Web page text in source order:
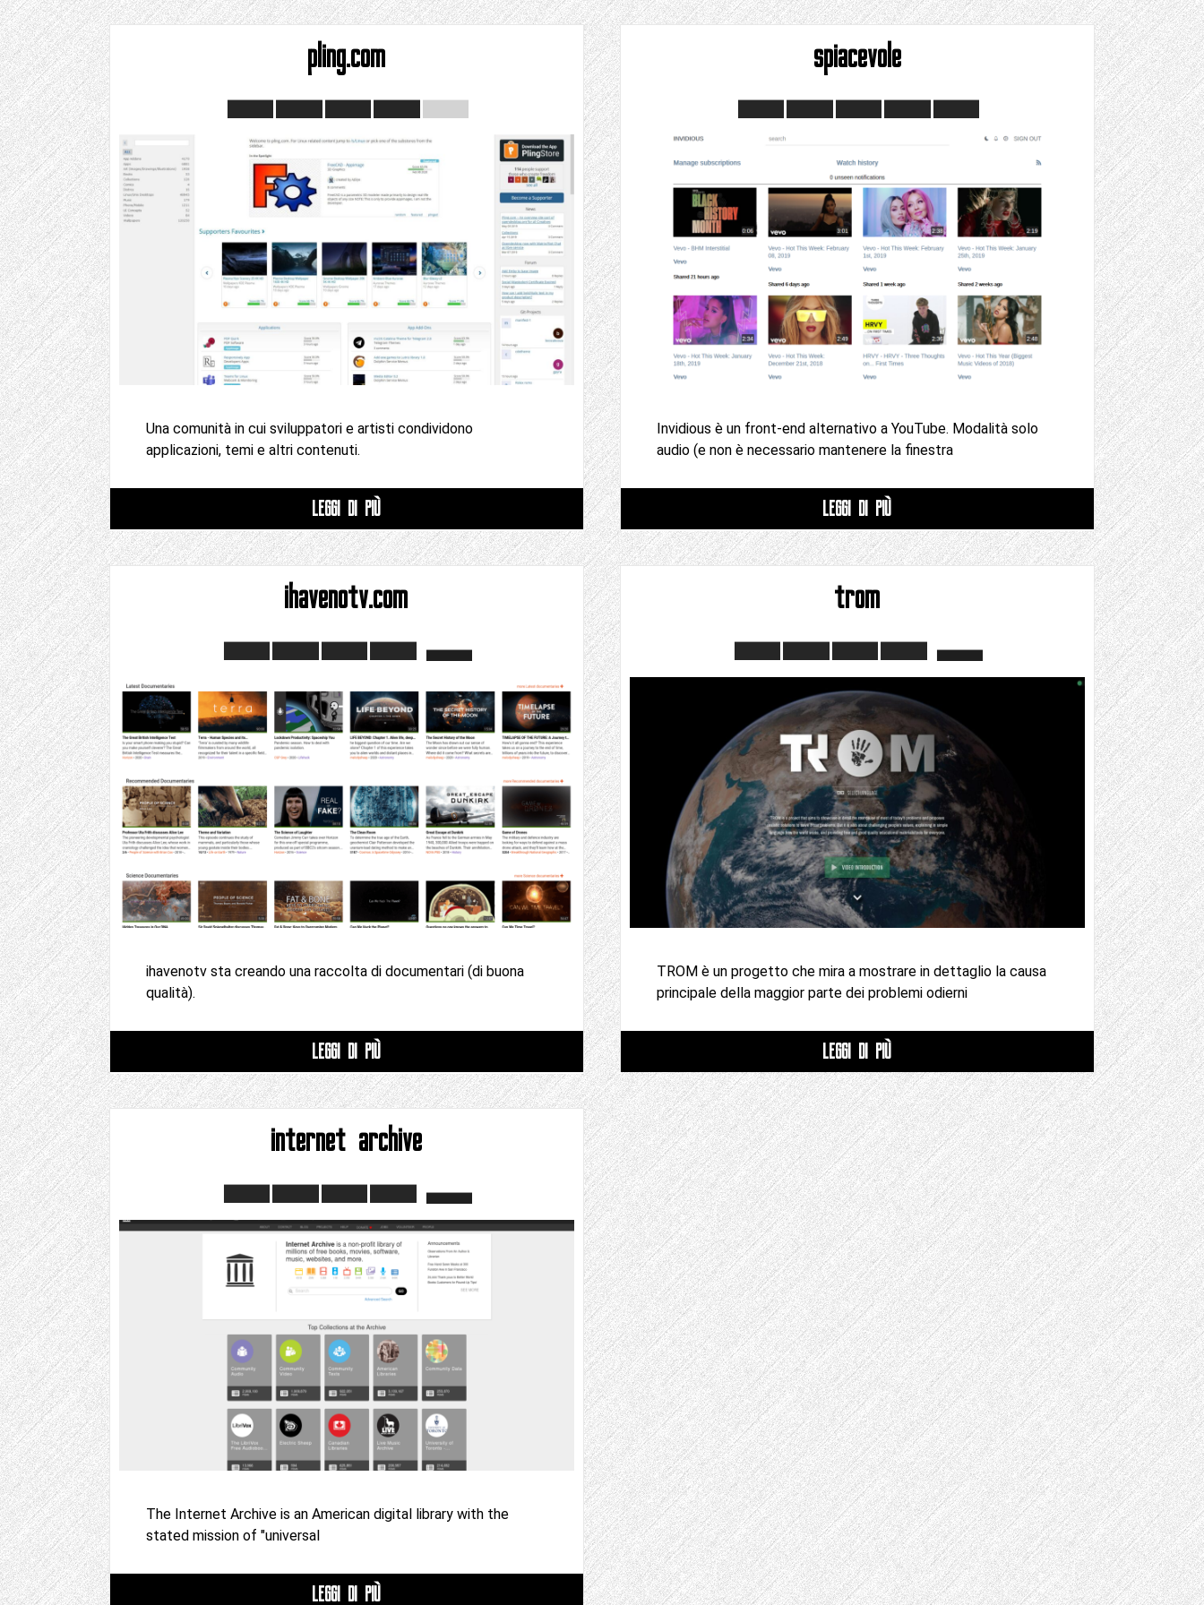
pling.com
Una comunità in cui sviluppatori e artisti condividono
applicazioni, temi e altri contenuti.
LEGGI DI PIÙ
spiacevole
Invidious è un front-end alternativo a YouTube. Modalità solo
audio (e non è necessario mantenere la finestra
LEGGI DI PIÙ
ihavenotv.com
ihavenotv sta creando una raccolta di documentari (di buona
qualità).
LEGGI DI PIÙ
trom
TROM è un progetto che mira a mostrare in dettaglio la causa
principale della maggior parte dei problemi odierni
LEGGI DI PIÙ
internet archive
The Internet Archive is an American digital library with the
stated mission of "universal
LEGGI DI PIÙ